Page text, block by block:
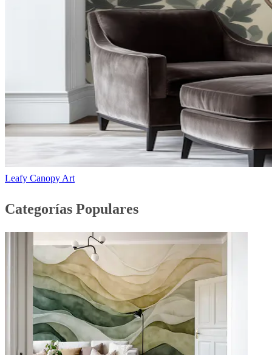
Leafy Canopy Art
Categorías Populares